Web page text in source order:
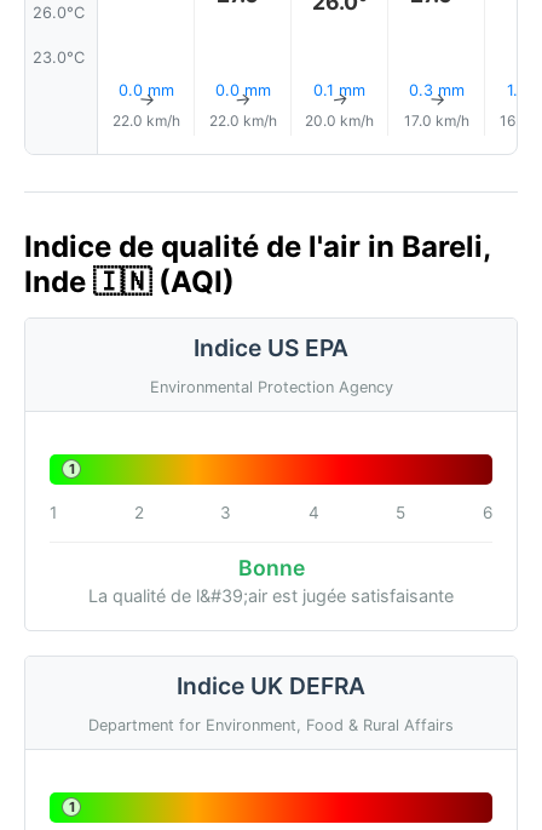
26.0°C
23.0°C
0.0 mm
↑
22.0 km/h
0.0 mm
↑
22.0 km/h
0.1 mm
↑
20.0 km/h
0.3 mm
↑
17.0 km/h
1.0
16.0
Indice de qualité de l'air in Bareli,
Inde 🇮🇳 (AQI)
Indice US EPA
Environmental Protection Agency
1
1 2 3 4 5 6
Bonne
La qualité de l&#39;air est jugée satisfaisante
Indice UK DEFRA
Department for Environment, Food & Rural Affairs
1